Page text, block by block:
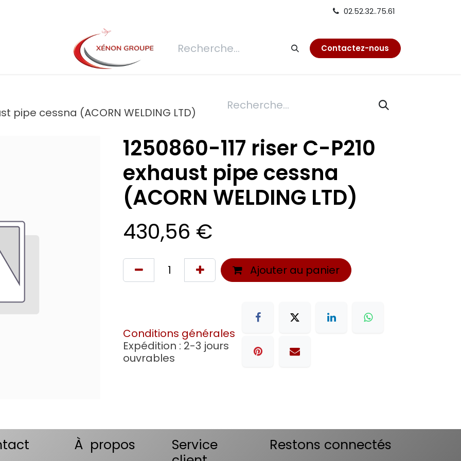
02.52.32..75.61
Demande de devis Connexion Réfection Contactez-nous
pipe cessna (ACORN WELDING LTD)
1250860-117 riser C-P210
exhaust pipe cessna
(ACORN WELDING LTD)
430,56 €
Ajouter au panier
Conditions générales
Expédition : 2-3 jours
ouvrables
À propos
Service
Restons connectés